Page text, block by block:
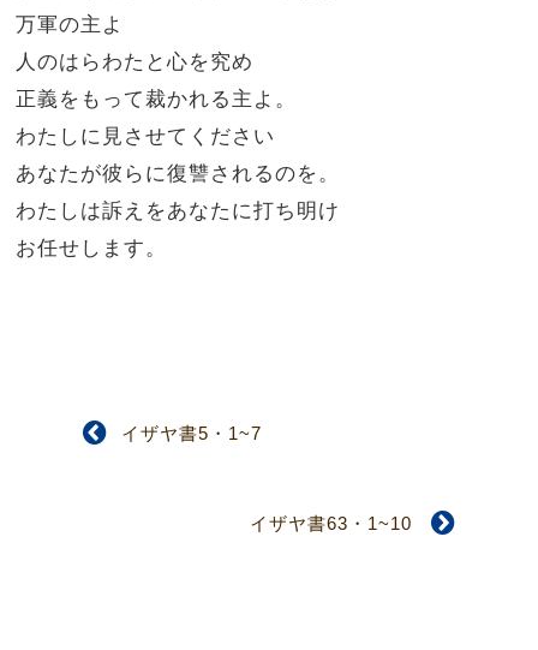
万軍の主よ
人のはらわたと心を究め
正義をもって裁かれる主よ。
わたしに見させてください
あなたが彼らに復讐されるのを。
わたしは訴えをあなたに打ち明け
お任せします。
イザヤ書5・1~7
イザヤ書63・1~10